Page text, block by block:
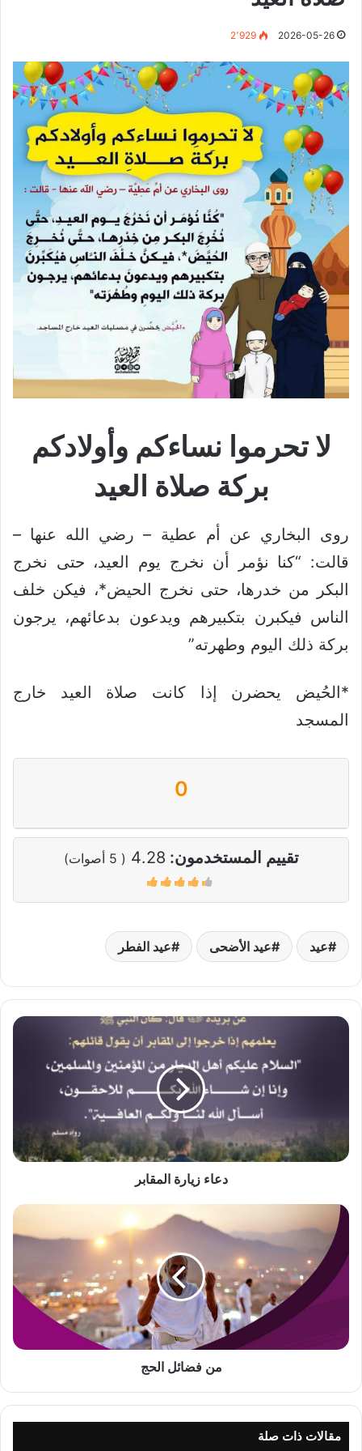
2026-05-26 2٬929
لا تحرموا نساءكم وأولادكم
بركة صلاة العيد
روى البخاري عن أم عطية – رضي الله عنها –
قالت: “كنا نؤمر أن نخرج يوم العيد، حتى نخرج
البكر من خدرها، حتى نخرج الحيض*، فيكن خلف
الناس فيكبرن بتكبيرهم ويدعون بدعائهم، يرجون
بركة ذلك اليوم وطهرته”
*الحُيض يحضرن إذا كانت صلاة العيد خارج
المسجد
0
تقييم المستخدمون: 4.28
(
5 أصوات)
عيد عيد الأضحى عيد الفطر
دعاء
دعاء زيارة المقابر
من
فضائل
الحج
من فضائل الحج
مقالات ذات صلة